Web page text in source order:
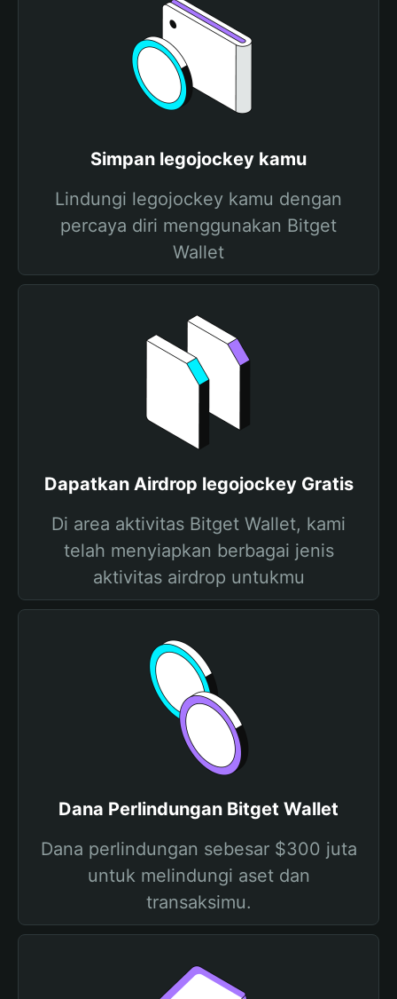
Simpan legojockey kamu
Lindungi legojockey kamu dengan
percaya diri menggunakan Bitget
Wallet
Dapatkan Airdrop legojockey Gratis
Di area aktivitas Bitget Wallet, kami
telah menyiapkan berbagai jenis
aktivitas airdrop untukmu
Dana Perlindungan Bitget Wallet
Dana perlindungan sebesar $300 juta
untuk melindungi aset dan
transaksimu.